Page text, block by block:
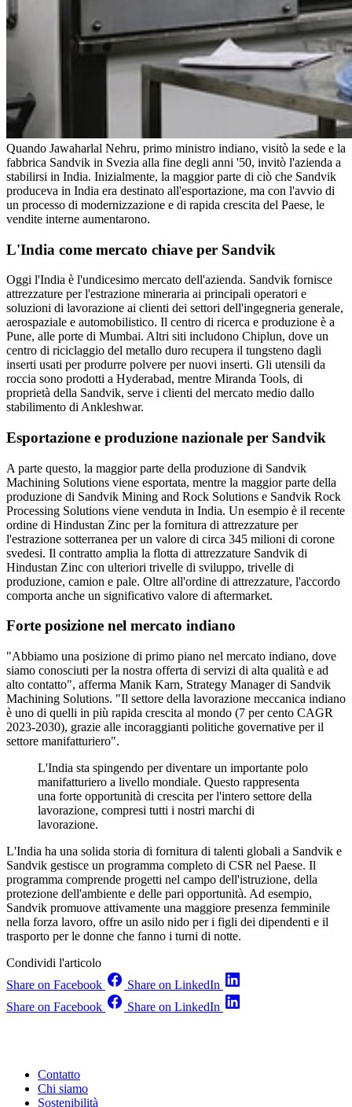
Quando Jawaharlal Nehru, primo ministro indiano, visitò la sede e la
fabbrica Sandvik in Svezia alla fine degli anni '50, invitò l'azienda a
stabilirsi in India. Inizialmente, la maggior parte di ciò che Sandvik
produceva in India era destinato all'esportazione, ma con l'avvio di
un processo di modernizzazione e di rapida crescita del Paese, le
vendite interne aumentarono.
L'India come mercato chiave per Sandvik
Oggi l'India è l'undicesimo mercato dell'azienda. Sandvik fornisce
attrezzature per l'estrazione mineraria ai principali operatori e
soluzioni di lavorazione ai clienti dei settori dell'ingegneria generale,
aerospaziale e automobilistico. Il centro di ricerca e produzione è a
Pune, alle porte di Mumbai. Altri siti includono Chiplun, dove un
centro di riciclaggio del metallo duro recupera il tungsteno dagli
inserti usati per produrre polvere per nuovi inserti. Gli utensili da
roccia sono prodotti a Hyderabad, mentre Miranda Tools, di
proprietà della Sandvik, serve i clienti del mercato medio dallo
stabilimento di Ankleshwar.
Esportazione e produzione nazionale per Sandvik
A parte questo, la maggior parte della produzione di Sandvik
Machining Solutions viene esportata, mentre la maggior parte della
produzione di Sandvik Mining and Rock Solutions e Sandvik Rock
Processing Solutions viene venduta in India. Un esempio è il recente
ordine di Hindustan Zinc per la fornitura di attrezzature per
l'estrazione sotterranea per un valore di circa 345 milioni di corone
svedesi. Il contratto amplia la flotta di attrezzature Sandvik di
Hindustan Zinc con ulteriori trivelle di sviluppo, trivelle di
produzione, camion e pale. Oltre all'ordine di attrezzature, l'accordo
comporta anche un significativo valore di aftermarket.
Forte posizione nel mercato indiano
"Abbiamo una posizione di primo piano nel mercato indiano, dove
siamo conosciuti per la nostra offerta di servizi di alta qualità e ad
alto contatto", afferma Manik Karn, Strategy Manager di Sandvik
Machining Solutions. "Il settore della lavorazione meccanica indiano
è uno di quelli in più rapida crescita al mondo (7 per cento CAGR
2023-2030), grazie alle incoraggianti politiche governative per il
settore manifatturiero".
L'India sta spingendo per diventare un importante polo
manifatturiero a livello mondiale. Questo rappresenta
una forte opportunità di crescita per l'intero settore della
lavorazione, compresi tutti i nostri marchi di
lavorazione.
L'India ha una solida storia di fornitura di talenti globali a Sandvik e
Sandvik gestisce un programma completo di CSR nel Paese. Il
programma comprende progetti nel campo dell'istruzione, della
protezione dell'ambiente e delle pari opportunità. Ad esempio,
Sandvik promuove attivamente una maggiore presenza femminile
nella forza lavoro, offre un asilo nido per i figli dei dipendenti e il
trasporto per le donne che fanno i turni di notte.
Condividi l'articolo
Share on Facebook
Share on LinkedIn
Share on Facebook
Share on LinkedIn
Contatto
Chi siamo
Sostenibilità